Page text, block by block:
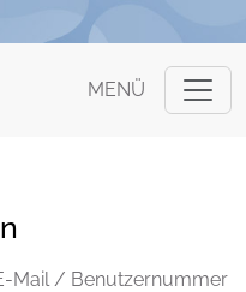
MENÜ
Mail / Benutzernummer